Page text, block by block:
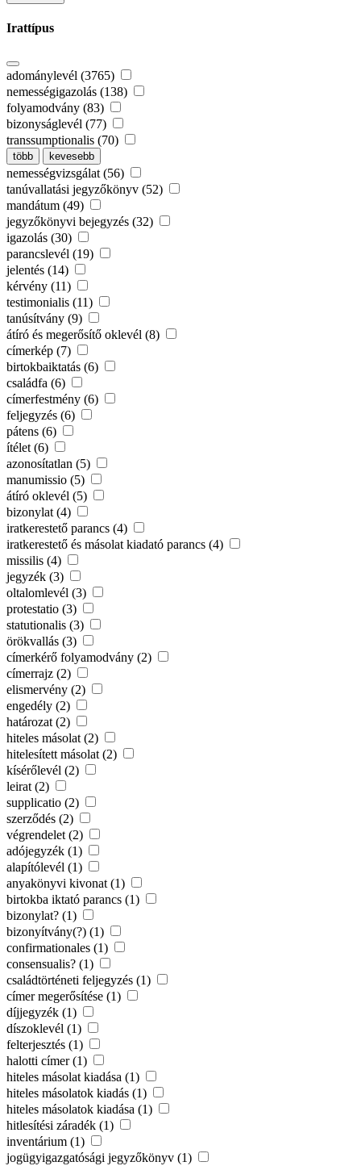
Irattípus
adománylevél (3765)
nemességigazolás (138)
folyamodvány (83)
bizonyságlevél (77)
transsumptionalis (70)
több kevesebb
nemességvizsgálat (56)
tanúvallatási jegyzőkönyv (52)
mandátum (49)
jegyzőkönyvi bejegyzés (32)
igazolás (30)
parancslevél (19)
jelentés (14)
kérvény (11)
testimonialis (11)
tanúsítvány (9)
átíró és megerősítő oklevél (8)
címerkép (7)
birtokbaiktatás (6)
családfa (6)
címerfestmény (6)
feljegyzés (6)
pátens (6)
ítélet (6)
azonosítatlan (5)
manumissio (5)
átíró oklevél (5)
bizonylat (4)
iratkerestető parancs (4)
iratkerestető és másolat kiadató parancs (4)
missilis (4)
jegyzék (3)
oltalomlevél (3)
protestatio (3)
statutionalis (3)
örökvallás (3)
címerkérő folyamodvány (2)
címerrajz (2)
elismervény (2)
engedély (2)
határozat (2)
hiteles másolat (2)
hitelesített másolat (2)
kísérőlevél (2)
leirat (2)
supplicatio (2)
szerződés (2)
végrendelet (2)
adójegyzék (1)
alapítólevél (1)
anyakönyvi kivonat (1)
birtokba iktató parancs (1)
bizonylat? (1)
bizonyítvány(?) (1)
confirmationales (1)
consensualis? (1)
családtörténeti feljegyzés (1)
címer megerősítése (1)
díjjegyzék (1)
díszoklevél (1)
felterjesztés (1)
halotti címer (1)
hiteles másolat kiadása (1)
hiteles másolatok kiadás (1)
hiteles másolatok kiadása (1)
hitlesítési záradék (1)
inventárium (1)
jogügyigazgatósági jegyzőkönyv (1)